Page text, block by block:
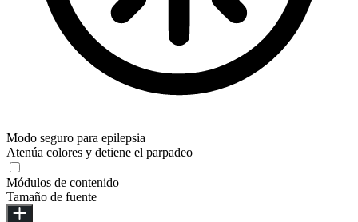
Modo seguro para epilepsia
Atenúa colores y detiene el parpadeo
Módulos de contenido
Tamaño de fuente